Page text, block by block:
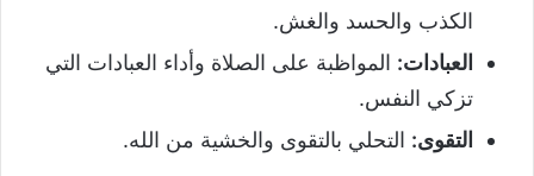
الكذب والحسد والغش.
العبادات: المواظبة على الصلاة وأداء العبادات التي
تزكي النفس.
التقوى: التحلي بالتقوى والخشية من الله.